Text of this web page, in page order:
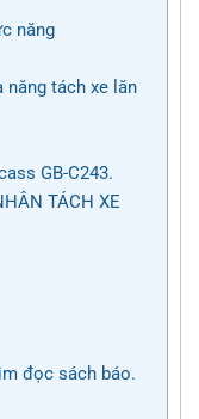
năng
năng tách xe lăn
GB-C243.
TÁCH XE
đọc sách báo.